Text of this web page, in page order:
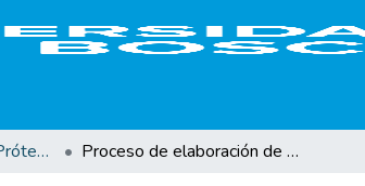
Técnico en Ortesis y Prótesis Proceso de elaboración de prótesis transtibial tipo PTB endoesqueléticay ortesis tipo KAFO.